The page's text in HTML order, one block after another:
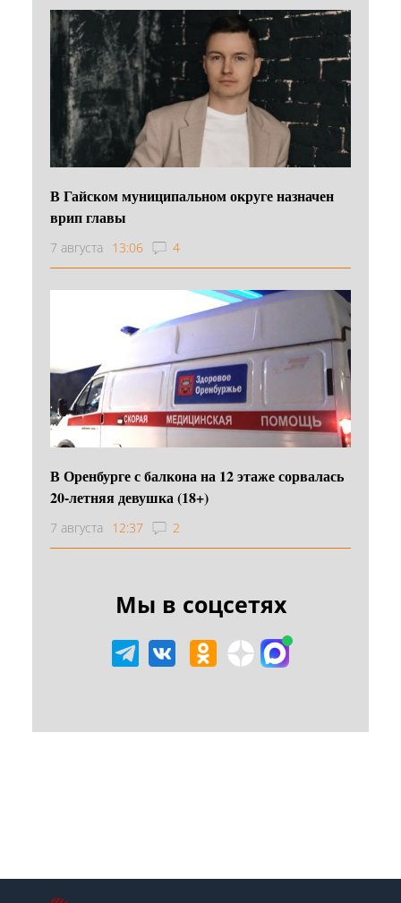
В Гайском муниципальном округе назначен
врип главы
7 августа 13:06 4
В Оренбурге с балкона на 12 этаже сорвалась
20-летняя девушка (18+)
7 августа 12:37 2
Мы в соцсетях